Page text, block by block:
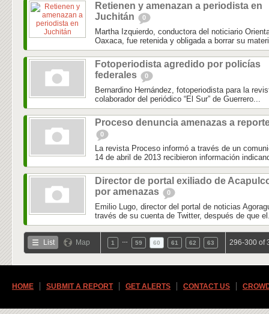
Retienen y amenazan a periodista en
Juchitán
0
Martha Izquierdo, conductora del noticiario
Oaxaca, fue retenida y obligada a borrar su
Fotoperiodista agredido por policías
federales
0
Bernardino Hernández, fotoperiodista para la
colaborador del periódico “El Sur” de Guerrero...
Proceso denuncia amenazas a
0
La revista Proceso informó a través de un
14 de abril de 2013 recibieron información
Director de portal exiliado de
por amenazas
0
Emilio Lugo, director del portal de noticias
través de su cuenta de Twitter, después de que
List Map 1 59 60 61 62 63 296-300 of
HOME SUBMIT A REPORT GET ALERTS CONTACT US